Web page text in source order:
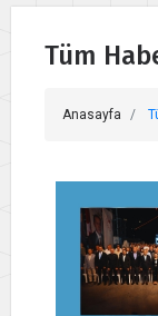
Tüm
Anasayfa